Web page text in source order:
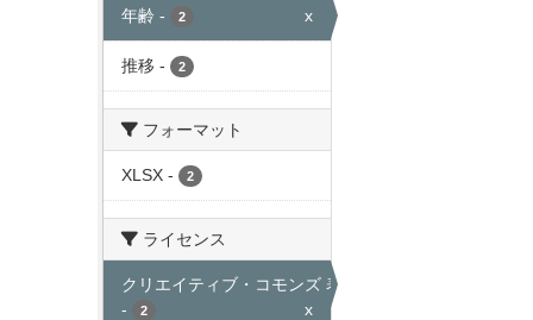
年齢 - 2 x
推移 - 2
フォーマット
XLSX - 2
ライセンス
クリエイティブ・コモンズ 表示
-
2 x